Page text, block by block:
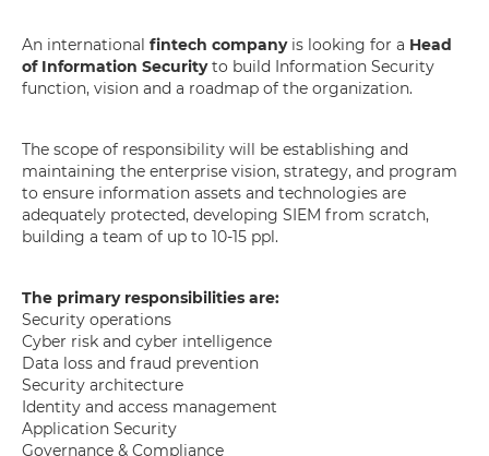
An international fintech companyis looking for a Head
of Information Securityto build Information Security
function, vision and a roadmap of the organization.
The scope of responsibility will be establishing and
maintaining the enterprise vision, strategy, and program
to ensure information assets and technologies are
adequately protected, developing SIEM from scratch,
building a team of up to 10-15 ppl.
The primary responsibilities are:
Security operations
Cyber risk and cyber intelligence
Data loss and fraud prevention
Security architecture
Identity and access management
Application Security
Governance & Compliance